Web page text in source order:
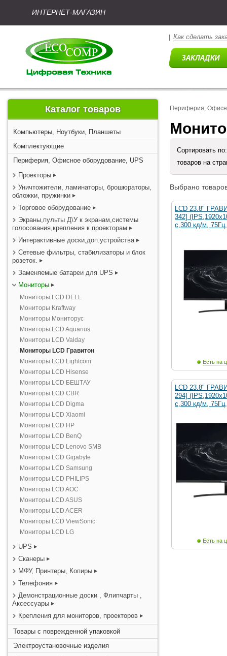
ИНТЕРНЕТ-МАГАЗИН
Как сделать
Каталог товаров
Компьютеры, Ноутбуки, Планшеты
Комплектующие
Периферия, Офисное оборудование, UPS
Проекторы
Уничтожители, ламинаторы, брошюраторы,
обложки, пружинки
Торговое оборудование
Экраны,пульты Д\У к экранам,системы
голосования,крепления к проекторам
Интерактивные доски,доп.устройства
Сетевые фильтры, стабилизаторы и блок
розеток.
Заменяемые батареи для UPS
Мониторы
Мониторы LCD DELL
Мониторы Kraftway
Мониторы Мониторус
Мониторы LCD Aquarius
Мониторы LCD Valday
Мониторы LCD Гравитон
Мониторы LCD Lightcom
Мониторы LCD Hisense
Мониторы LCD БЕШТАУ
Мониторы LCD CBR
Мониторы LCD Digma
Мониторы LCD Xiaomi
Мониторы LCD HP
Мониторы LCD BenQ
Мониторы LCD Lenovo SMB
Мониторы LCD Gigabyte
Мониторы LCD Samsung
Мониторы LCD PHILIPS
Мониторы LCD AOC
Мониторы LCD ASUS
Мониторы LCD ACER
Мониторы LCD ViewSonic
Мониторы LCD LG
UPS
Сканеры
МФУ, Принтеры, Копиры
Телефония
Демонстрационные доски , Флипчарты ,
Аксессуары
Крепления для мониторов, проекторов
Товары с поврежденной упаковкой
Электроустановочные изделия
Периферия,
Сортировать
товаров на
Выбрано
LCD 23.8"
342]
с,300 кд/м, 75Гц,
Есть на
LCD 23.8"
294]
с,300 кд/м, 75Гц,
Есть на